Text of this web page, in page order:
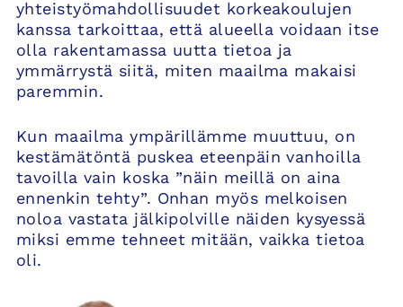
yhteistyömahdollisuudet korkeakoulujen
kanssa tarkoittaa, että alueella voidaan itse
olla rakentamassa uutta tietoa ja
ymmärrystä siitä, miten maailma makaisi
paremmin.
Kun maailma ympärillämme muuttuu, on
kestämätöntä puskea eteenpäin vanhoilla
tavoilla vain koska ”näin meillä on aina
ennenkin tehty”. Onhan myös melkoisen
noloa vastata jälkipolville näiden kysyessä
miksi emme tehneet mitään, vaikka tietoa
oli.